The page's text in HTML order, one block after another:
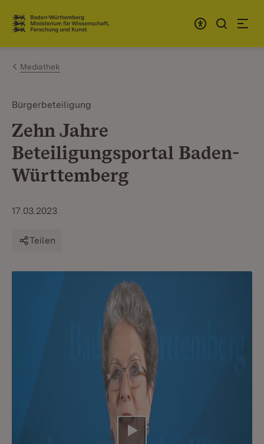
Zum Inhalt springen
Link zur Startseite
Mediathek
Bürgerbeteiligung
Zehn Jahre
Beteiligungsportal Baden-
Württemberg
17.03.2023
Teilen
Video abspielen